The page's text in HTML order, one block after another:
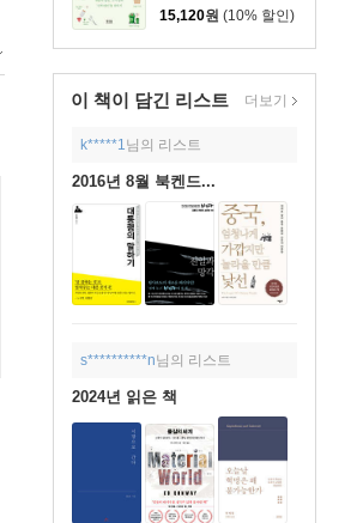
15,120원 (10% 할인)
이 책이 담긴 리스트 더보기
k*****1 님의 리스트
2016년 8월 북켄드...
s**********n님의 리스트
2024년 읽은 책